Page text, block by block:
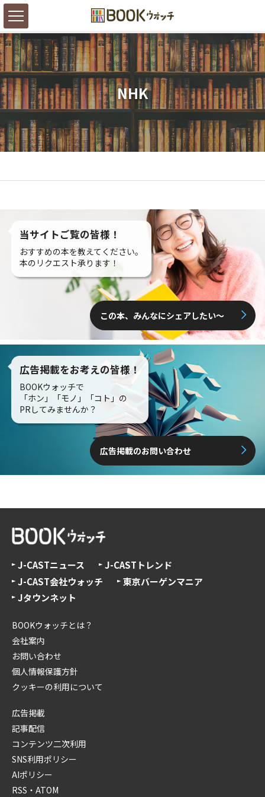
NHK
当サイトご覧の皆様！
おすすめの本を教えてください。
本のリクエスト承ります！
この本、みんなにシェアしたい〜
広告掲載をお考えの皆様！
BOOKウォッチで
「ホン」「モノ」「コト」の
PRしてみませんか？
広告掲載のお問い合わせ
J-CASTニュース
J-CASTトレンド
J-CAST会社ウォッチ
東京バーゲンマニア
Jタウンネット
BOOKウォッチとは？
会社案内
お問い合わせ
個人情報保護方針
クッキーの利用について
広告掲載
記事配信
コンテンツ二次利用
SNS利用ポリシー
AIポリシー
RSS・ATOM